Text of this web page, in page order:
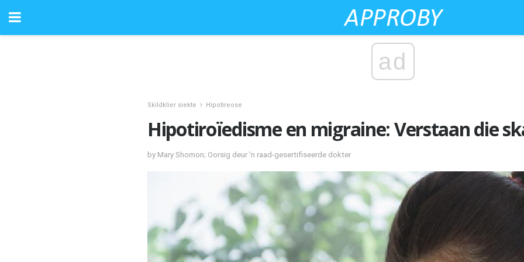
ad
Skildklier siekte Hipotireose
Hipotiroïedisme en migraine: Verstaan ​​die
by Mary Shomon; Oorsig deur 'n raad-gesertifiseerde dokter